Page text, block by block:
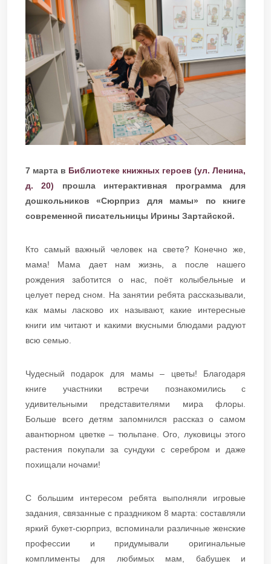
7 марта в Библиотеке книжных героев (ул. Ленина,
д. 20) прошла интерактивная программа для
дошкольников «Сюрприз для мамы» по книге
современной писательницы Ирины Зартайской.
Кто самый важный человек на свете? Конечно же,
мама! Мама дает нам жизнь, а после нашего
рождения заботится о нас, поёт колыбельные и
целует перед сном. На занятии ребята рассказывали,
как мамы ласково их называют, какие интересные
книги им читают и какими вкусными блюдами радуют
всю семью.
Чудесный подарок для мамы – цветы! Благодаря
книге участники встречи познакомились с
удивительными представителями мира флоры.
Больше всего детям запомнился рассказ о самом
авантюрном цветке – тюльпане. Ого, луковицы этого
растения покупали за сундуки с серебром и даже
похищали ночами!
С большим интересом ребята выполняли игровые
задания, связанные с праздником 8 марта: составляли
яркий букет-сюрприз, вспоминали различные женские
профессии и придумывали оригинальные
комплименты для любимых мам, бабушек и